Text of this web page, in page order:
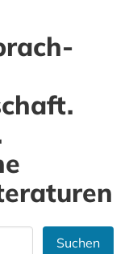
Suchen